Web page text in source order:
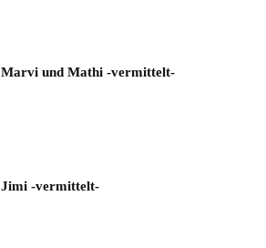
Marvi und Mathi -vermittelt-
Jimi -vermittelt-